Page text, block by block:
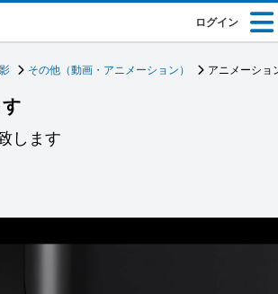
ログイン
その他（動画・アニメーション） アニメーショ
します